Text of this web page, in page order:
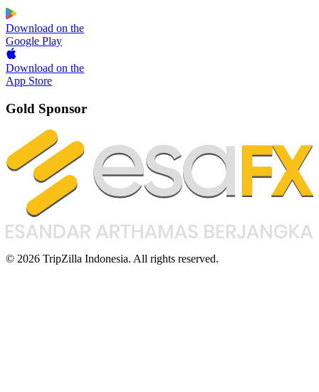
Download on the
Google Play
Download on the
App Store
Gold Sponsor
© 2026 TripZilla Indonesia. All rights reserved.